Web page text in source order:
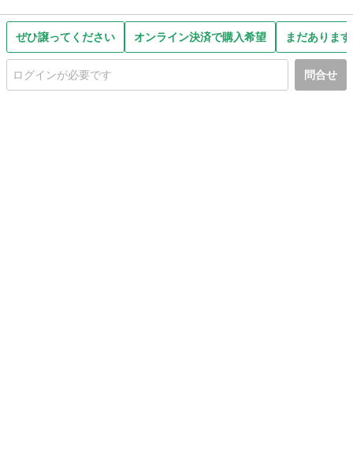
ぜひ譲ってください オンライン決済で購入希望 まだありま
問合せ